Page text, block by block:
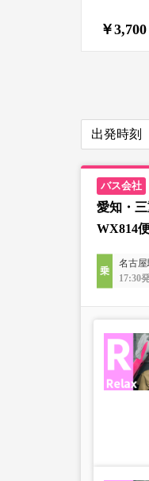
￥3,700
愛知・
WX814
名古
17:30